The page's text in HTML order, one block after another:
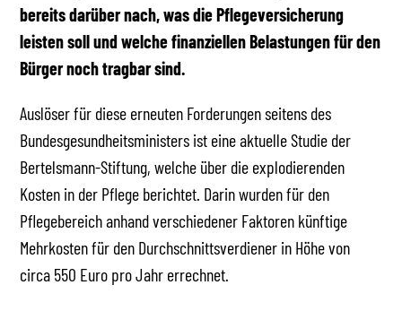
bereits darüber nach, was die Pflegeversicherung
leisten soll und welche finanziellen Belastungen für den
Bürger noch tragbar sind.
Auslöser für diese erneuten Forderungen seitens des
Bundesgesundheitsministers ist eine aktuelle Studie der
Bertelsmann-Stiftung, welche über die explodierenden
Kosten in der Pflege berichtet. Darin wurden für den
Pflegebereich anhand verschiedener Faktoren künftige
Mehrkosten für den Durchschnittsverdiener in Höhe von
circa 550 Euro pro Jahr errechnet.